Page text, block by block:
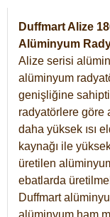
Duffmart Alize
Alüminyum
Alize serisi
alüminyum
genişliğine
radyatörlere göre
daha yüksek ısı
kaynağı ile
üretilen
ebatlarda
Duffmart
alüminyum ham